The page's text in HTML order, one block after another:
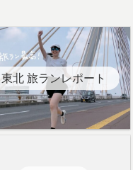
東北 旅ランレポート